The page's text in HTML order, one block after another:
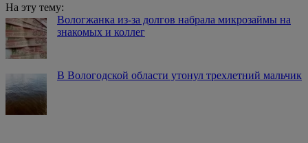
На эту тему:
Вологжанка из-за долгов набрала микрозаймы на
знакомых и коллег
В Вологодской области утонул трехлетний мальчик